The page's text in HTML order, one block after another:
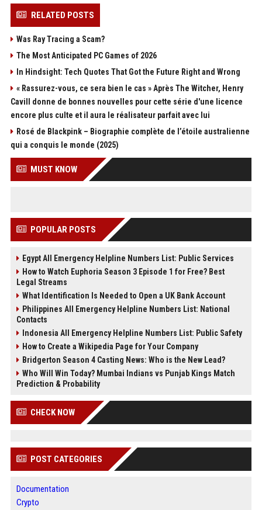
RELATED POSTS
Was Ray Tracing a Scam?
The Most Anticipated PC Games of 2026
In Hindsight: Tech Quotes That Got the Future Right and Wrong
« Rassurez-vous, ce sera bien le cas » Après The Witcher, Henry
Cavill donne de bonnes nouvelles pour cette série d'une licence
encore plus culte et il aura le réalisateur parfait avec lui
Rosé de Blackpink – Biographie complète de l’étoile australienne
qui a conquis le monde (2025)
MUST KNOW
POPULAR POSTS
Egypt All Emergency Helpline Numbers List: Public Services
How to Watch Euphoria Season 3 Episode 1 for Free? Best
Legal Streams
What Identification Is Needed to Open a UK Bank Account
Philippines All Emergency Helpline Numbers List: National
Contacts
Indonesia All Emergency Helpline Numbers List: Public Safety
How to Create a Wikipedia Page for Your Company
Bridgerton Season 4 Casting News: Who is the New Lead?
Who Will Win Today? Mumbai Indians vs Punjab Kings Match
Prediction & Probability
CHECK NOW
POST CATEGORIES
Documentation
Crypto